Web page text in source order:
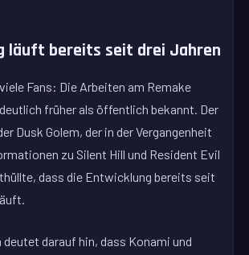
läuft bereits seit drei Jahren
Fans: Die Arbeiten am Remake
früher als öffentlich bekannt. Der
Dusk Golem, der in der Vergangenheit
zu Silent Hill und Resident Evil
dass die Entwicklung bereits seit
darauf hin, dass Konami und